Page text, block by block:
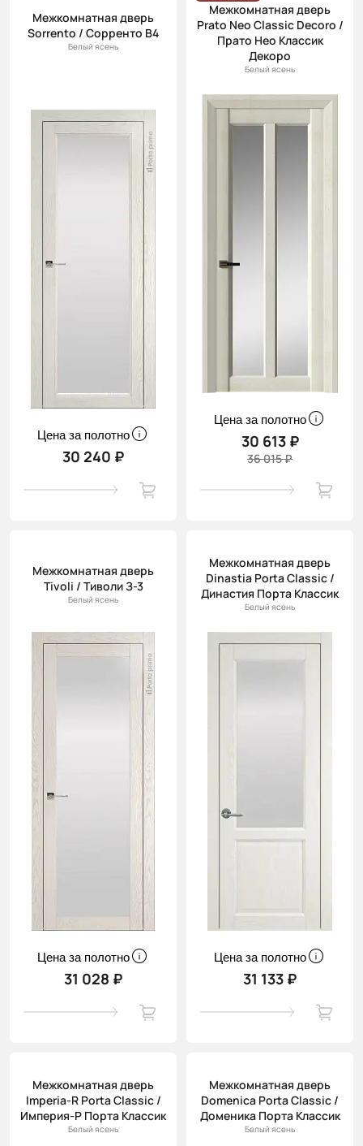
Межкомнатная дверь
Sorrento / Сорренто В4
Белый ясень
Цена за полотно
30 240 ₽
Межкомнатная дверь
Prato Neo Classic Decoro /
Прато Нео Классик
Декоро
Белый ясень
Цена за полотно
30 613 ₽
36 015 ₽
Межкомнатная дверь
Tivoli / Тиволи З-3
Белый ясень
Цена за полотно
31 028 ₽
Межкомнатная дверь
Dinastia Porta Classic /
Династия Порта Классик
Белый ясень
Цена за полотно
31 133 ₽
Межкомнатная дверь
Imperia-R Porta Classic /
Империя-Р Порта Классик
Белый ясень
Межкомнатная дверь
Domenica Porta Classic /
Доменика Порта Классик
Белый ясень